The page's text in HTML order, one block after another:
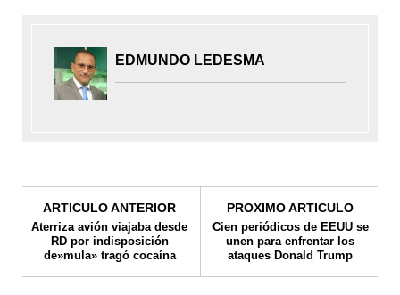
EDMUNDO LEDESMA
ARTICULO ANTERIOR
Aterriza avión viajaba desde
RD por indisposición
de»mula» tragó cocaína
PROXIMO ARTICULO
Cien periódicos de EEUU se
unen para enfrentar los
ataques Donald Trump